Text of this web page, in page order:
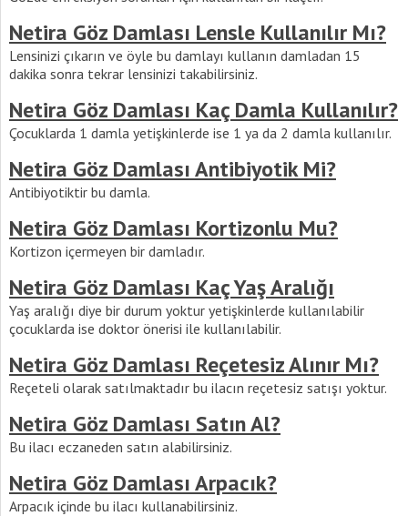
Netira Göz Damlası Lensle Kullanılır Mı?
Lensinizi çıkarın ve öyle bu damlayı kullanın damladan 15
dakika sonra tekrar lensinizi takabilirsiniz.
Netira Göz Damlası Kaç Damla Kullanılır?
Çocuklarda 1 damla yetişkinlerde ise 1 ya da 2 damla kullanılır.
Netira Göz Damlası Antibiyotik Mi?
Antibiyotiktir bu damla.
Netira Göz Damlası Kortizonlu Mu?
Kortizon içermeyen bir damladır.
Netira Göz Damlası Kaç Yaş Aralığı
Yaş aralığı diye bir durum yoktur yetişkinlerde kullanılabilir
çocuklarda ise doktor önerisi ile kullanılabilir.
Netira Göz Damlası Reçetesiz Alınır Mı?
Reçeteli olarak satılmaktadır bu ilacın reçetesiz satışı yoktur.
Netira Göz Damlası Satın Al?
Bu ilacı eczaneden satın alabilirsiniz.
Netira Göz Damlası Arpacık?
Arpacık içinde bu ilacı kullanabilirsiniz.